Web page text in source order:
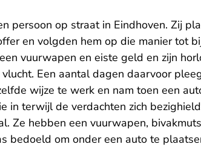
persoon op straat in Eindhoven. Zij
en volgden hem op die manier tot
vuurwapen en eiste geld en zijn
Een aantal dagen daarvoor
wijze te werk en nam toen een
in terwijl de verdachten zich
Ze hebben een vuurwapen,
bedoeld om onder een auto te